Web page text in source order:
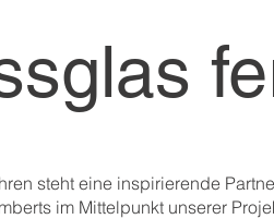
steht eine inspirierende
im Mittelpunkt unserer